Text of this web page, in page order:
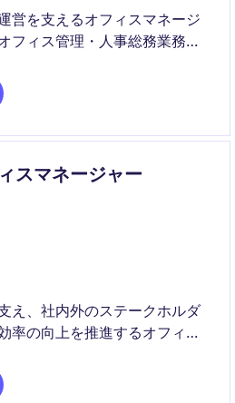
営を支えるオフィスマネージ
フィス管理・人事総務業務に
ていただきます。
スマネージャー
え、社内外のステークホルダ
率の向上を推進するオフィス
組織全体の運営を支える重要